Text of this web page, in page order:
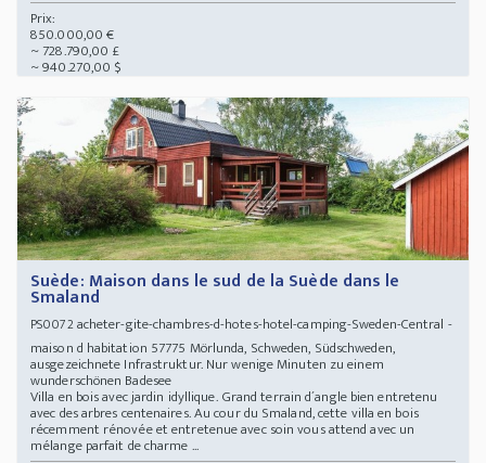
Prix:
850.000,00 €
~ 728.790,00 £
~ 940.270,00 $
Suède: Maison dans le sud de la Suède dans le
Smaland
PS0072acheter-gite-chambres-d-hotes-hotel-camping-Sweden-Central -
maison d habitation 57775 Mörlunda, Schweden, Südschweden,
ausgezeichnete Infrastruktur. Nur wenige Minuten zu einem
wunderschönen Badesee
Villa en bois avec jardin idyllique. Grand terrain d´angle bien entretenu
avec des arbres centenaires. Au cour du Smaland, cette villa en bois
récemment rénovée et entretenue avec soin vous attend avec un
mélange parfait de charme ...